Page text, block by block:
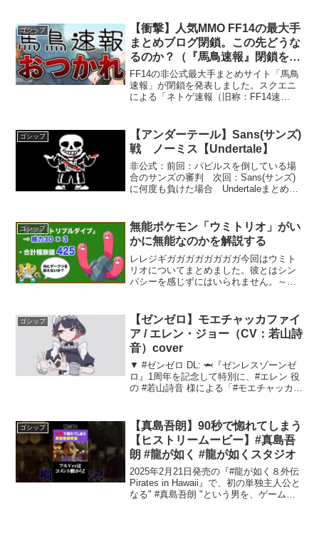
と進化について皆さんこんにちは。今回
はポケモン「ヤバ...
ゴシップ
【衝撃】人気MMO FF14の最大手
まとめブログ閉鎖。この先どうな
るのか？（『馬鳥速報』閉鎖を受
けた雑感）
FF14の非公式最大手まとめサイト「馬鳥
速報」が閉鎖を発表しました。スクエニ
による「ネトゲ速報（旧称：FF14速
でもない、シンプルな気持ちで速報しま
す。私は私で自分の価...
ゴシップ
【アンダーテール】Sans(サンズ)
戦 ノーミス【Undertale】
非公式：前回：パピルスを倒している場
合のサンズの審判 次回：Sans(サンズ)
に何度も負けた場合 Undertaleまとめ：
ゴシップ
無能ポケモン「ウミトリオ」がい
かに無能なのかを解説する
レレジギガガガガガガガガ今回はウミト
リオについてまとめました。彼とはシン
パシーを感じずにはいられません。～使
ミトリオ#不遇新ポケモン「汲み取り」の
弱点とその特性につい...
ゴシップ
【ゼンゼロ】モエチャッカファイ
ア / エレン・ジョー（CV：若山詩
音）cover
▼ #ゼンゼロ DL: 🦈『ゼンレスゾーンゼ
ロ』1周年を記念して特別に、#エレン 役
の #若山詩音 様による「#モエチャッカフ
す！日頃からの皆様のご支援とご愛顧
に...
ゴシップ
【真島吾朗】90秒で惚れてしまう
【ヒストリームービー】#真島吾
朗 #龍が如く #龍が如くスタジオ
2025年2月21日発売の『#龍が如く８外伝
Pirates in Hawaii』で、初の単独主人公と
なる" #真島吾朗 "という男を、ゲームプ